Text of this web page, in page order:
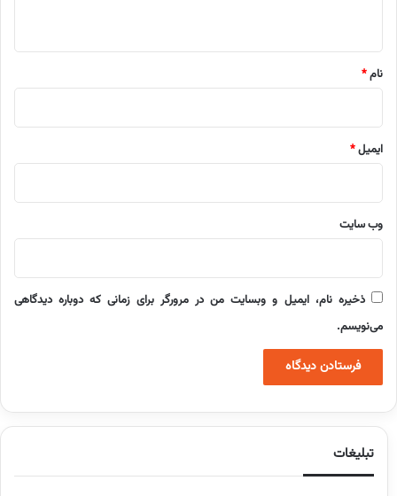
نام*
ایمیل*
وب‌ سایت
ذخیره نام، ایمیل و وبسایت من در مرورگر برای زمانی که دوباره دیدگاهی
می‌نویسم.
تبلیغات